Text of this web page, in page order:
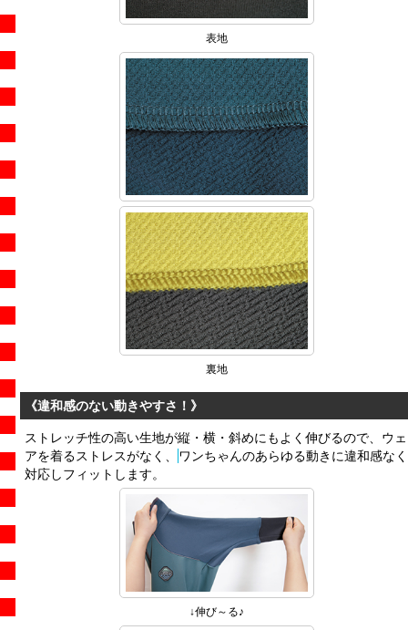
表地
裏地
《違和感のない動きやすさ！》
ストレッチ性の高い生地が縦・横・斜めにもよく伸びるので、ウェ
アを着るストレスがなく、
ワンちゃんのあらゆる動きに違和感なく
対応しフィットします。
↓伸び～る♪